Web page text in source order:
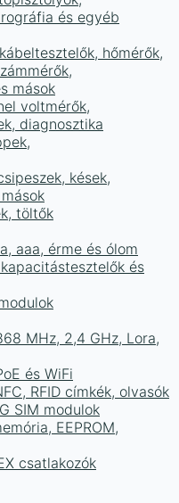
és egyéb
hőmérők,
mások
voltmérők,
diagnosztika
kések,
töltők
aaa, érme és ólom
és
MHz, 2,4 GHz, Lora,
és WiFi
RFID címkék, olvasók
SIM modulok
EEPROM,
csatlakozók